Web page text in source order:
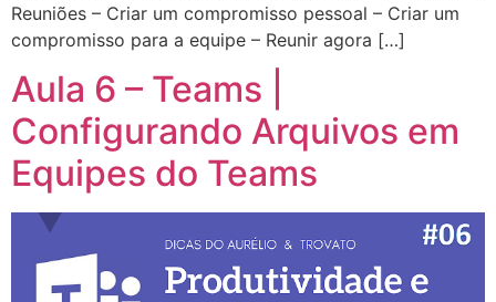
Reuniões – Criar um compromisso pessoal – Criar um
compromisso para a equipe – Reunir agora […]
Aula 6 – Teams |
Configurando Arquivos em
Equipes do Teams